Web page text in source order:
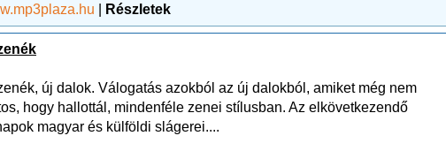
Részletek
új dalok. Válogatás azokból az új dalokból, amiket még nem
hogy hallottál, mindenféle zenei stílusban. Az elkövetkezendő
magyar és külföldi slágerei....